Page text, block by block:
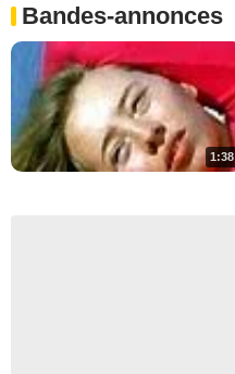
Bandes-annonces
1:38